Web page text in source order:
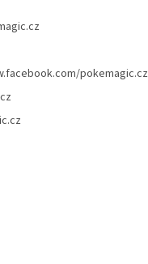
pokemagic.cz